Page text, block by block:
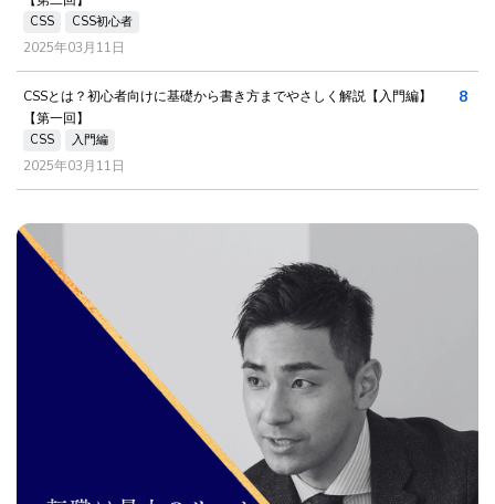
CSS CSS初心者
2025年03月11日
CSSとは？初心者向けに基礎から書き方までやさしく解説【入門編】
【第一回】
CSS 入門編
2025年03月11日
8